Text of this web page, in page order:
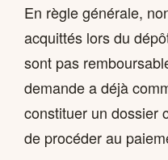
En règle générale,
acquittés lors du
sont pas
demande a déjà
constituer un dossier
de procéder au